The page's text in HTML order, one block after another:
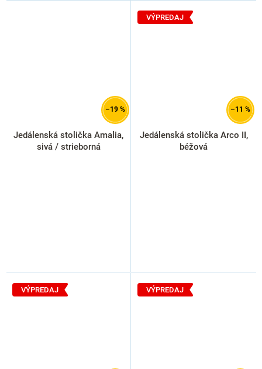
–19 %
Jedálenská stolička Amalia,
sivá / strieborná
VÝPREDAJ
–11 %
Jedálenská stolička Arco II,
béžová
VÝPREDAJ VÝPREDAJ